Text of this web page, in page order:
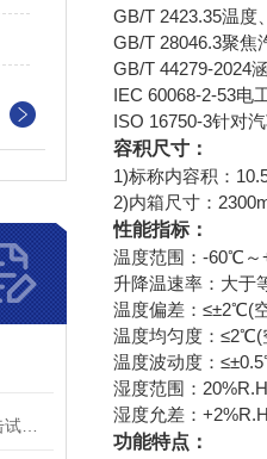
GB/T 2423.35‌温度
‌GB/T 28046.3‌聚焦
‌GB/T 44279-2024‌
‌IEC 60068-2-53‌电
‌ISO 16750-3‌针对
容积尺寸：
1)标称内容积：
2)内箱尺寸：
性能指标：
温度范围：-60℃
升降温速率：大于
温度偏差：≤±2℃(
温度均匀度：≤2℃(
温度波动度：
湿度范围：
湿度允差：
功能特点：